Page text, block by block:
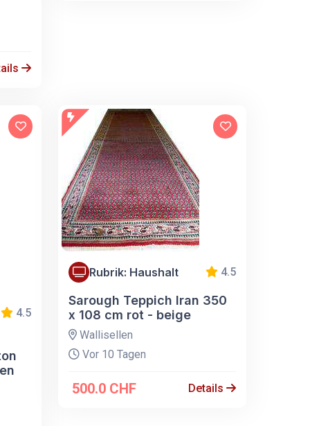
4.5
Rubrik: Haushalt 4.5
Sarough Teppich Iran 350
x 108 cm rot - beige
Wallisellen
Vor 10 Tagen
500.0 CHF Details